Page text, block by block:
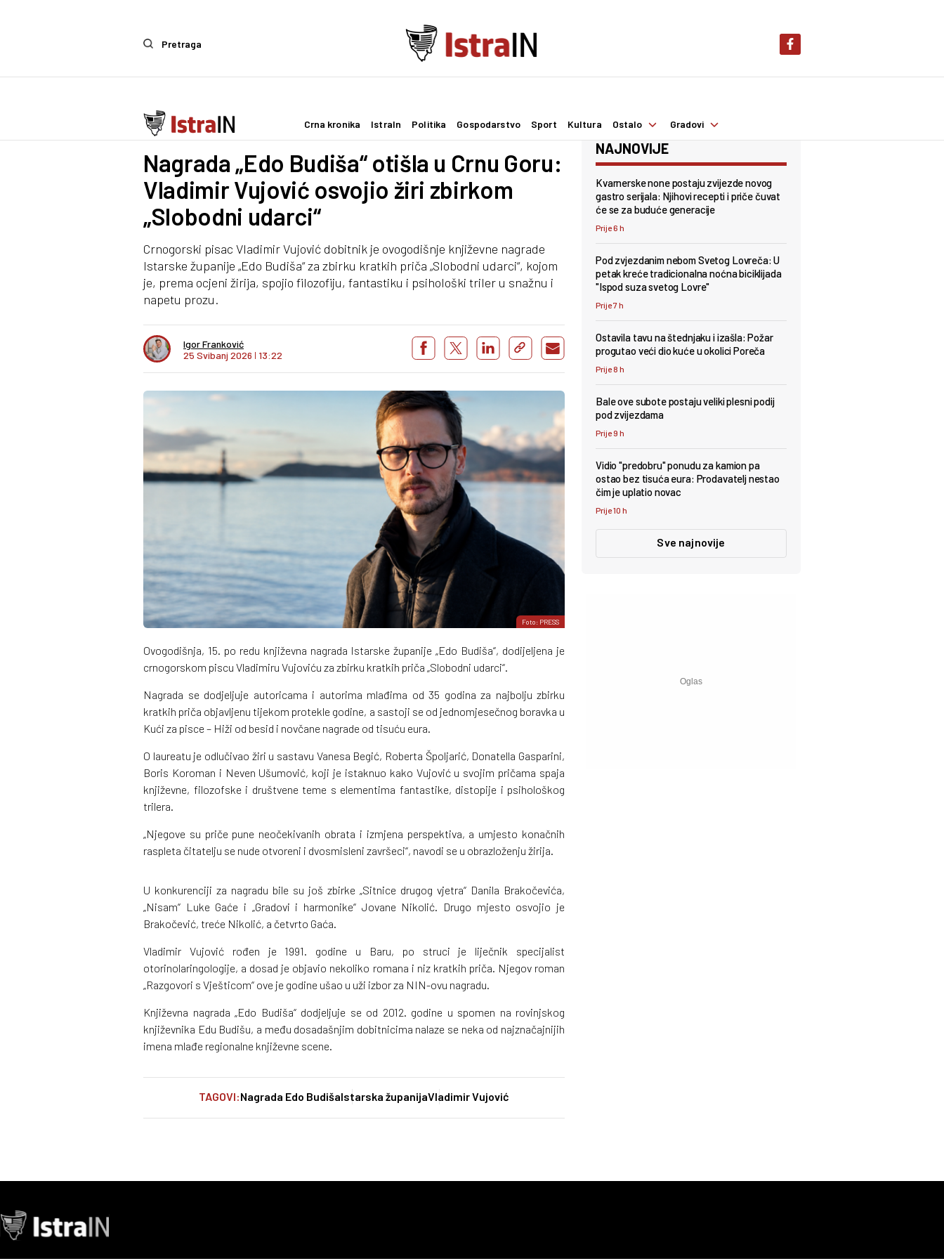
Pretraga
Crna kronika IstraIn Politika Gospodarstvo Sport Kultura Ostalo Gradovi
Kultura
Nagrada „Edo Budiša“ otišla u Crnu Goru:
Vladimir Vujović osvojio žiri zbirkom
„Slobodni udarci“
Crnogorski pisac Vladimir Vujović dobitnik je ovogodišnje književne nagrade
Istarske županije „Edo Budiša“ za zbirku kratkih priča „Slobodni udarci“, kojom
je, prema ocjeni žirija, spojio filozofiju, fantastiku i psihološki triler u snažnu i
napetu prozu.
Igor Franković
25 Svibanj 2026 I 13:22
Foto: PRESS
Ovogodišnja, 15. po redu književna nagrada Istarske županije „Edo Budiša“, dodijeljena je
crnogorskom piscu Vladimiru Vujoviću za zbirku kratkih priča „Slobodni udarci“.
Nagrada se dodjeljuje autoricama i autorima mlađima od 35 godina za najbolju zbirku
kratkih priča objavljenu tijekom protekle godine, a sastoji se od jednomjesečnog boravka u
Kući za pisce – Hiži od besid i novčane nagrade od tisuću eura.
O laureatu je odlučivao žiri u sastavu Vanesa Begić, Roberta Špoljarić, Donatella Gasparini,
Boris Koroman i Neven Ušumović, koji je istaknuo kako Vujović u svojim pričama spaja
književne, filozofske i društvene teme s elementima fantastike, distopije i psihološkog
trilera.
„Njegove su priče pune neočekivanih obrata i izmjena perspektiva, a umjesto konačnih
raspleta čitatelju se nude otvoreni i dvosmisleni završeci“, navodi se u obrazloženju žirija.
U konkurenciji za nagradu bile su još zbirke „Sitnice drugog vjetra“ Danila Brakočevića,
„Nisam“ Luke Gaće i „Gradovi i harmonike“ Jovane Nikolić. Drugo mjesto osvojio je
Brakočević, treće Nikolić, a četvrto Gaća.
Vladimir Vujović rođen je 1991. godine u Baru, po struci je liječnik specijalist
otorinolaringologije, a dosad je objavio nekoliko romana i niz kratkih priča. Njegov roman
„Razgovori s Vješticom“ ove je godine ušao u uži izbor za NIN-ovu nagradu.
Književna nagrada „Edo Budiša“ dodjeljuje se od 2012. godine u spomen na rovinjskog
književnika Edu Budišu, a među dosadašnjim dobitnicima nalaze se neka od najznačajnijih
imena mlađe regionalne književne scene.
TAGOVI:Nagrada Edo BudišaIstarska županijaVladimir Vujović
NAJNOVIJE
Kvarnerske none postaju zvijezde novog
gastro serijala: Njihovi recepti i priče čuvat
će se za buduće generacije
Prije 6 h
Pod zvjezdanim nebom Svetog Lovreča: U
petak kreće tradicionalna noćna biciklijada
"Ispod suza svetog Lovre"
Prije 7 h
Ostavila tavu na štednjaku i izašla: Požar
progutao veći dio kuće u okolici Poreča
Prije 8 h
Bale ove subote postaju veliki plesni podij
pod zvijezdama
Prije 9 h
Vidio "predobru" ponudu za kamion pa
ostao bez tisuća eura: Prodavatelj nestao
čim je uplatio novac
Prije 10 h
Sve najnovije